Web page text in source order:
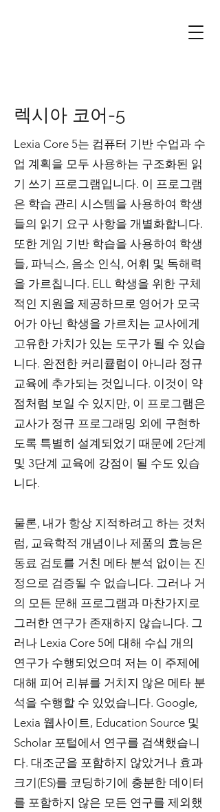
렉시아 코어-5
Lexia Core 5는 컴퓨터 기반 수업과 수
업 계획을 모두 사용하는 구조화된 읽
기 쓰기 프로그램입니다. 이 프로그램
은 학습 관리 시스템을 사용하여 학생
들의 읽기 요구 사항을 개별화합니다.
또한 게임 기반 학습을 사용하여 학생
들, 파닉스, 음소 인식, 어휘 및 독해력
을 가르칩니다. ELL 학생을 위한 구체
적인 지원을 제공하므로 영어가 모국
어가 아닌 학생을 가르치는 교사에게
고유한 가치가 있는 도구가 될 수 있습
니다. 완전한 커리큘럼이 아니라 정규
교육에 추가되는 것입니다. 이것이 약
점처럼 보일 수 있지만, 이 프로그램은
교사가 정규 프로그래밍 외에 구현하
도록 특별히 설계되었기 때문에 2단계
및 3단계 교육에 강점이 될 수도 있습
니다.
물론, 내가 항상 지적하려고 하는 것처
럼, 교육학적 개념이나 제품의 효능은
동료 검토를 거친 메타 분석 없이는 진
정으로 검증될 수 없습니다. 그러나 거
의 모든 문해 프로그램과 마찬가지로
그러한 연구가 존재하지 않습니다. 그
러나 Lexia Core 5에 대해 수십 개의
연구가 수행되었으며 저는 이 주제에
대해 피어 리뷰를 거치지 않은 메타 분
석을 수행할 수 있었습니다. Google,
Lexia 웹사이트, Education Source 및
Scholar 포털에서 연구를 검색했습니
다. 대조군을 포함하지 않았거나 효과
크기(ES)를 코딩하기에 충분한 데이터
를 포함하지 않은 모든 연구를 제외했